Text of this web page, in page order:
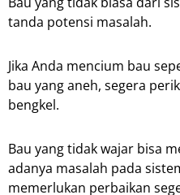
tanda potensi masalah.
Jika Anda mencium bau
bau yang aneh, segera
bengkel.
Bau yang tidak wajar bisa
adanya masalah pada
memerlukan perbaikan